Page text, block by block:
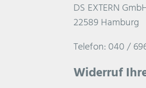
DS EXTERN
22589 Hamburg
Telefon: 040 /
Widerruf